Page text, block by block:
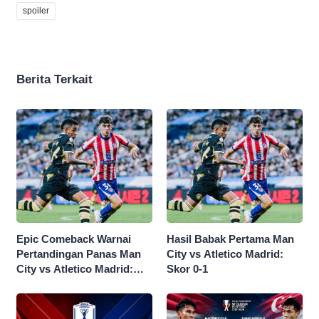
spoiler
Berita Terkait
Epic Comeback Warnai
Pertandingan Panas Man
City vs Atletico Madrid:
Hasil Babak Pertama Man
City vs Atletico Madrid:
Skor 0-1